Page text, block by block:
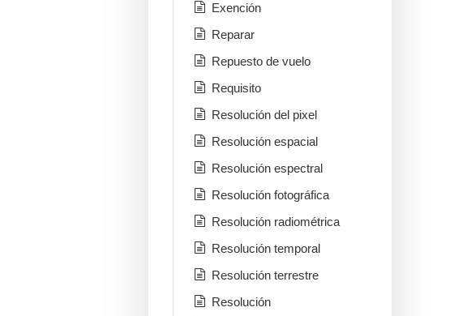
Exención
Reparar
Repuesto de vuelo
Requisito
Resolución del pixel
Resolución espacial
Resolución espectral
Resolución fotográfica
Resolución radiométrica
Resolución temporal
Resolución terrestre
Resolución